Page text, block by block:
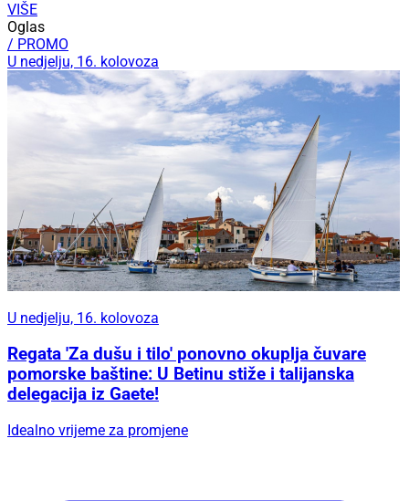
VIŠE
Oglas
/ PROMO
U nedjelju, 16. kolovoza
U nedjelju, 16. kolovoza
Regata 'Za dušu i tilo' ponovno okuplja čuvare
pomorske baštine: U Betinu stiže i talijanska
delegacija iz Gaete!
Idealno vrijeme za promjene